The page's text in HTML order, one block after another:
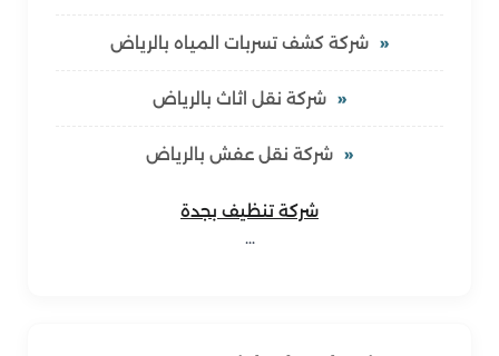
شركة كشف تسربات المياه بالرياض
شركة نقل اثاث بالرياض
شركة نقل عفش بالرياض
شركة تنظيف بجدة
…